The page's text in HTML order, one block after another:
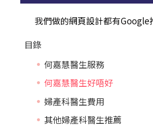
我們做的網頁設計都有Google
目錄
何嘉慧醫生服務
何嘉慧醫生好唔好
婦產科醫生費用
其他婦產科醫生推薦